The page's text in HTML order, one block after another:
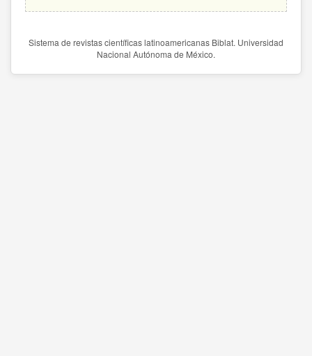
Sistema de revistas científicas latinoamericanas Biblat. Universidad
Nacional Autónoma de México.